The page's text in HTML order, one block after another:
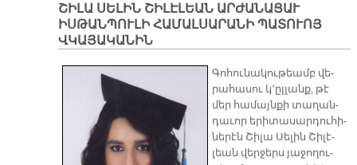
ՇԻԼԱ ՍԵԼԻՆ ՇԻԼԷԼԵԱՆ ԱՐԺԱՆԱՑԱՒ
ԻՍԹԱՆՊՈՒԼԻ ՀԱՄԱԼՍԱՐԱՆԻ ՊԱՏՈՒՈՅ
ՎԿԱՅԱԿԱՆԻՆ
Գո­հու­նա­կու­թեամբ վե­
րա­հա­սու կ՚ըլ­լանք, թէ
մեր հա­մայն­քի տա­ղան­
դա­ւոր ե­րի­տա­սար­դու­հի­
նե­րէն Շի­լա Սե­լին Շի­լէ­
լեան վեր­ջերս յա­ջո­ղու­